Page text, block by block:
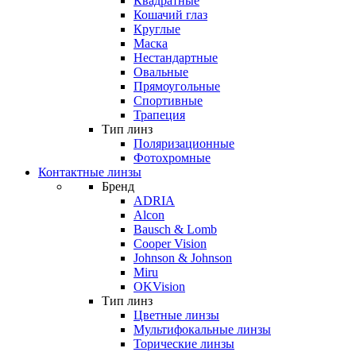
Кошачий глаз
Круглые
Маска
Нестандартные
Овальные
Прямоугольные
Спортивные
Трапеция
Тип линз
Поляризационные
Фотохромные
Контактные линзы
Бренд
ADRIA
Alcon
Bausch & Lomb
Cooper Vision
Johnson & Johnson
Miru
OKVision
Тип линз
Цветные линзы
Мультифокальные линзы
Торические линзы